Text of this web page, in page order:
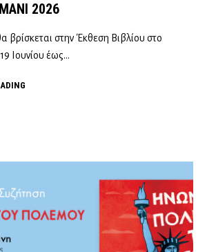
2026
βρίσκεται στην Έκθεση Βιβλίου στο
Ιουνίου έως…